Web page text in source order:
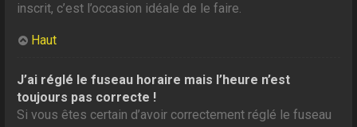
inscrit, c’est l’occasion idéale de le faire.
Haut
J’ai réglé le fuseau horaire mais l’heure n’est
toujours pas correcte !
Si vous êtes certain d’avoir correctement réglé le fuseau